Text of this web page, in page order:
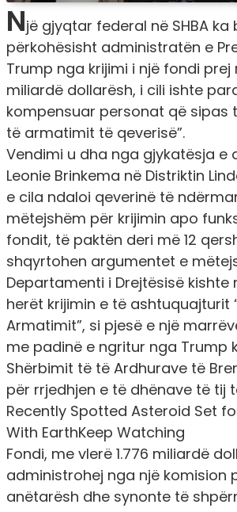
Një gjyqtar federal në SHBA ka
përkohësisht administratën e
Trump nga krijimi i një fondi prej
miliardë dollarësh, i cili ishte
kompensuar personat që sipas
të armatimit të qeverisë”.
Vendimi u dha nga gjykatësja e
Leonie Brinkema në Distriktin
e cila ndaloi qeverinë të
mëtejshëm për krijimin apo
fondit, të paktën deri më 12
shqyrtohen argumentet e
Departamenti i Drejtësisë
herët krijimin e të ashtuquajturit
Armatimit”, si pjesë e një
me padinë e ngritur nga Trump
Shërbimit të të Ardhurave të
për rrjedhjen e të dhënave të tij
Recently Spotted Asteroid Set
With EarthKeep Watching
Fondi, me vlerë 1.776 miliardë
administrohej nga një komision
anëtarësh dhe synonte të